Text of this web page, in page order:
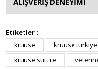
ALIŞVERİŞ DENEYİMİ
Etiketler :
kruuse
kruuse türkiye
kruuse suture